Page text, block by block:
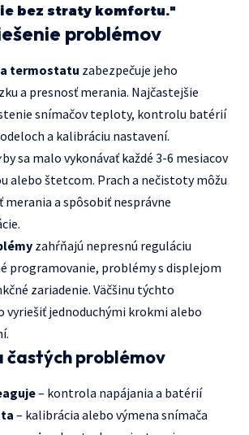
bez straty komfortu."
problémov
termostatu zabezpečuje jeho
a presnosť merania. Najčastejšie
snímačov teploty, kontrolu batérií
a kalibráciu nastavení.
by sa malo vykonávať každé 3-6 mesiacov
alebo štetcom. Prach a nečistoty môžu
a spôsobiť nesprávne
zahŕňajú nepresnú reguláciu
programovanie, problémy s displejom
zariadenie. Väčšinu týchto
vyriešiť jednoduchými krokmi alebo
častých problémov
– kontrola napájania a batérií
– kalibrácia alebo výmena snímača